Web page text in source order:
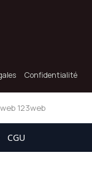
Confidentialité
123web
CGU